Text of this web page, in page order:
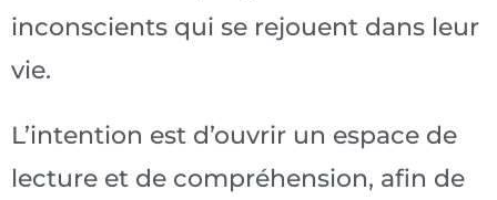
inconscients qui se rejouent dans leur
vie.
L’intention est d’ouvrir un espace de
lecture et de compréhension, afin de